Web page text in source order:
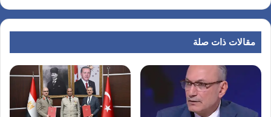
مقالات ذات صلة